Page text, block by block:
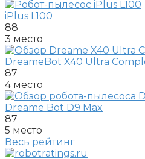
iPlus L100
88
3 место
DreameBot X40 Ultra
87
4 место
Dreame Bot D9 Max
87
5 место
Весь рейтинг